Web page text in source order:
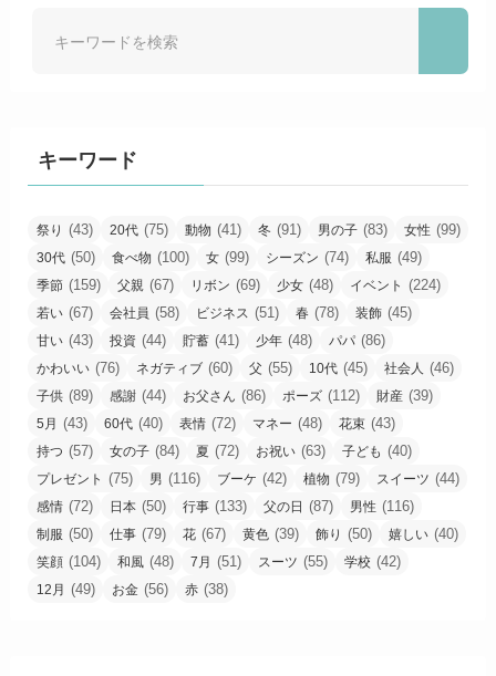
キーワード
祭り (43) 20代 (75) 動物 (41) 冬 (91) 男の子 (83) 女性 (99)
30代 (50) 食べ物 (100) 女 (99) シーズン (74) 私服 (49)
季節 (159) 父親 (67) リボン (69) 少女 (48) イベント (224)
若い (67) 会社員 (58) ビジネス (51) 春 (78) 装飾 (45)
甘い (43) 投資 (44) 貯蓄 (41) 少年 (48) パパ (86)
かわいい (76) ネガティブ (60) 父 (55) 10代 (45) 社会人 (46)
子供 (89) 感謝 (44) お父さん (86) ポーズ (112) 財産 (39)
5月 (43) 60代 (40) 表情 (72) マネー (48) 花束 (43)
持つ (57) 女の子 (84) 夏 (72) お祝い (63) 子ども (40)
プレゼント (75) 男 (116) ブーケ (42) 植物 (79) スイーツ (44)
感情 (72) 日本 (50) 行事 (133) 父の日 (87) 男性 (116)
制服 (50) 仕事 (79) 花 (67) 黄色 (39) 飾り (50) 嬉しい (40)
笑顔 (104) 和風 (48) 7月 (51) スーツ (55) 学校 (42)
12月 (49) お金 (56) 赤 (38)